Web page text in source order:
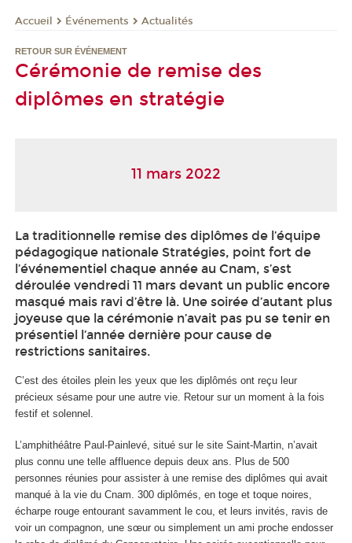
Accueil Événements Actualités
RETOUR SUR ÉVÉNEMENT
Cérémonie de remise des
diplômes en stratégie
11 mars 2022
La traditionnelle remise des diplômes de l’équipe
pédagogique nationale Stratégies, point fort de
l’événementiel chaque année au Cnam, s’est
déroulée vendredi 11 mars devant un public encore
masqué mais ravi d’être là. Une soirée d’autant plus
joyeuse que la cérémonie n’avait pas pu se tenir en
présentiel l’année dernière pour cause de
restrictions sanitaires.
C’est des étoiles plein les yeux que les diplômés ont reçu leur
précieux sésame pour une autre vie. Retour sur un moment à la fois
festif et solennel.
L’amphithéâtre Paul-Painlevé, situé sur le site Saint-Martin, n’avait
plus connu une telle affluence depuis deux ans. Plus de 500
personnes réunies pour assister à une remise des diplômes qui avait
manqué à la vie du Cnam. 300 diplômés, en toge et toque noires,
écharpe rouge entourant savamment le cou, et leurs invités, ravis de
voir un compagnon, une sœur ou simplement un ami proche endosser